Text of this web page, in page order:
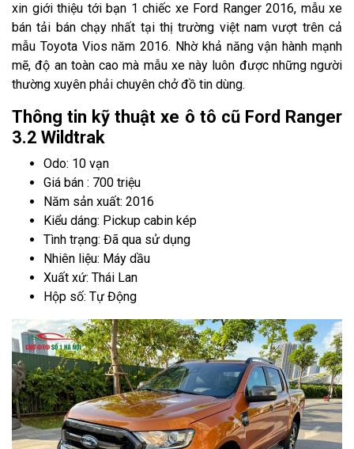
xin giới thiệu tới bạn 1 chiếc xe Ford Ranger 2016, mẫu xe
bán tải bán chạy nhất tại thị trường việt nam vượt trên cả
mẫu Toyota Vios năm 2016. Nhờ khả năng vận hành mạnh
mẽ, độ an toàn cao mà mẫu xe này luôn được những người
thường xuyên phải chuyên chở đồ tin dùng.
Thông tin kỹ thuật xe ô tô cũ Ford Ranger
3.2 Wildtrak
Odo: 10 vạn
Giá bán : 700 triệu
Năm sản xuất: 2016
Kiểu dáng: Pickup cabin kép
Tình trạng: Đã qua sử dụng
Nhiên liệu: Máy dầu
Xuất xứ: Thái Lan
Hộp số: Tự Động